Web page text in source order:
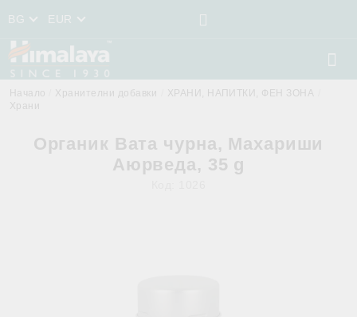
BG EUR
Начало Хранителни добавки
ХРАНИ, НАПИТКИ, ФЕН ЗОНА
Храни
Органик Вата чурна, Махариши
Аюрведа, 35 g